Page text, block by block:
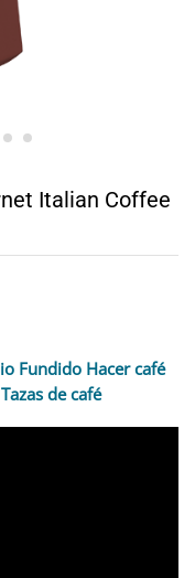
Italian Coffee
Fundido Hacer café
de café